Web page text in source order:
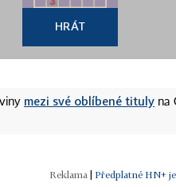
HRÁT
mezi své oblíbené tituly na
Předplatné HN+